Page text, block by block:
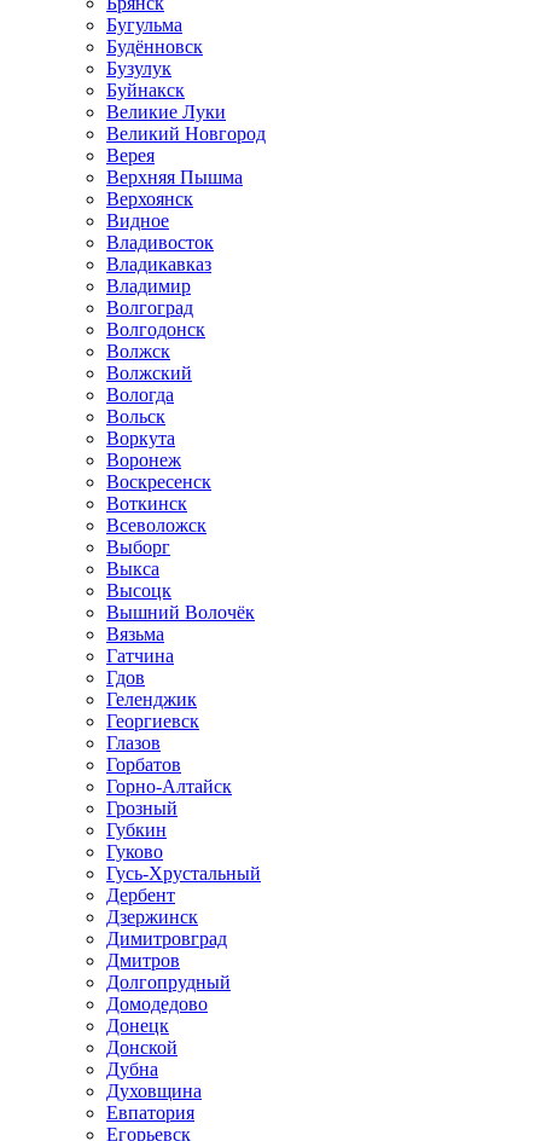
Бугульма
Будённовск
Бузулук
Буйнакск
Великие Луки
Великий Новгород
Верея
Верхняя Пышма
Верхоянск
Видное
Владивосток
Владикавказ
Владимир
Волгоград
Волгодонск
Волжск
Волжский
Вологда
Вольск
Воркута
Воронеж
Воскресенск
Воткинск
Всеволожск
Выборг
Выкса
Высоцк
Вышний Волочёк
Вязьма
Гатчина
Гдов
Геленджик
Георгиевск
Глазов
Горбатов
Горно-Алтайск
Грозный
Губкин
Гуково
Гусь-Хрустальный
Дербент
Дзержинск
Димитровград
Дмитров
Долгопрудный
Домодедово
Донецк
Донской
Дубна
Духовщина
Евпатория
Егорьевск